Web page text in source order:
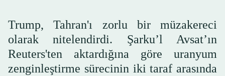
Trump, Tahran'ı zorlu bir müzakereci
olarak nitelendirdi. Şarku’l Avsat’ın
Reuters'ten aktardığına göre uranyum
zenginleştirme sürecinin iki taraf arasında